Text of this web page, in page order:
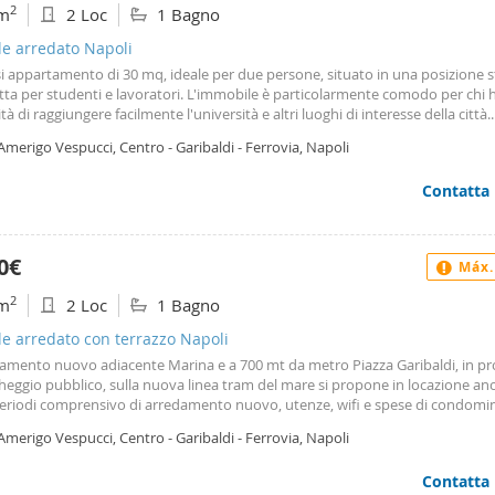
2 2 Loc 1 Bagno
arredato Napoli
appartamento di 30 mq, ideale per due persone, situato in una posizione
per studenti e lavoratori. L'immobile è particolarmente comodo per chi
di raggiungere facilmente l'università e altri luoghi di interesse della città.
una camera da letto accogliente, un bagno e un balcone.
di spese condominiali e Wi-Fi, rendendolo una soluzione pratica e
di un anno e mezzo. Se sei interessato o desideri maggiori informazioni,
Vespucci, Centro - Garibaldi - Ferrovia, Napoli
Contatta
2 2 Loc 1 Bagno
arredato con terrazzo Napoli
nuovo adiacente Marina e a 700 mt da metro Piazza Garibaldi, in
pubblico, sulla nuova linea tram del mare si propone in locazione
comprensivo di arredamento nuovo, utenze, wifi e spese di
Vespucci, Centro - Garibaldi - Ferrovia, Napoli
Contatta